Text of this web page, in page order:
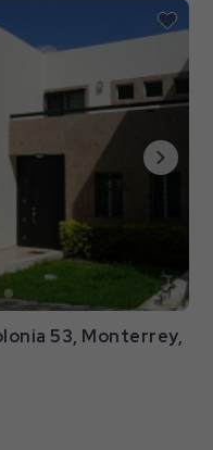
53, Monterrey,